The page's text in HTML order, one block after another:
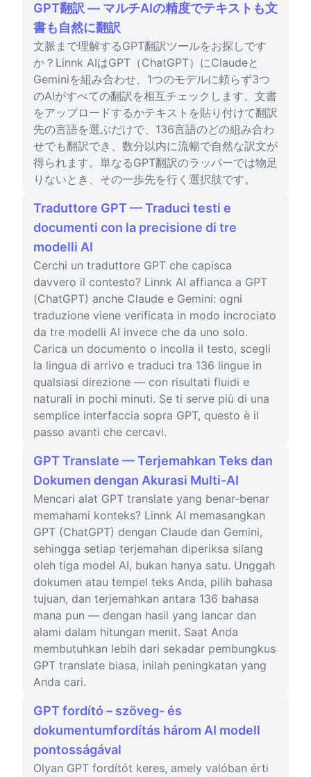
GPT翻訳 — マルチAIの精度でテキストも文
書も自然に翻訳
文脈まで理解するGPT翻訳ツールをお探しです
か？Linnk AIはGPT（ChatGPT）にClaudeと
Geminiを組み合わせ、1つのモデルに頼らず3つ
のAIがすべての翻訳を相互チェックします。文書
をアップロードするかテキストを貼り付けて翻訳
先の言語を選ぶだけで、136言語のどの組み合わ
せでも翻訳でき、数分以内に流暢で自然な訳文が
得られます。単なるGPT翻訳のラッパーでは物足
りないとき、その一歩先を行く選択肢です。
Traduttore GPT — Traduci testi e
documenti con la precisione di tre
modelli AI
Cerchi un traduttore GPT che capisca
davvero il contesto? Linnk AI affianca a GPT
(ChatGPT) anche Claude e Gemini: ogni
traduzione viene verificata in modo incrociato
da tre modelli AI invece che da uno solo.
Carica un documento o incolla il testo, scegli
la lingua di arrivo e traduci tra 136 lingue in
qualsiasi direzione — con risultati fluidi e
naturali in pochi minuti. Se ti serve più di una
semplice interfaccia sopra GPT, questo è il
passo avanti che cercavi.
GPT Translate — Terjemahkan Teks dan
Dokumen dengan Akurasi Multi-AI
Mencari alat GPT translate yang benar-benar
memahami konteks? Linnk AI memasangkan
GPT (ChatGPT) dengan Claude dan Gemini,
sehingga setiap terjemahan diperiksa silang
oleh tiga model AI, bukan hanya satu. Unggah
dokumen atau tempel teks Anda, pilih bahasa
tujuan, dan terjemahkan antara 136 bahasa
mana pun — dengan hasil yang lancar dan
alami dalam hitungan menit. Saat Anda
membutuhkan lebih dari sekadar pembungkus
GPT translate biasa, inilah peningkatan yang
Anda cari.
GPT fordító – szöveg- és
dokumentumfordítás három AI modell
pontosságával
Olyan GPT fordítót keres, amely valóban érti